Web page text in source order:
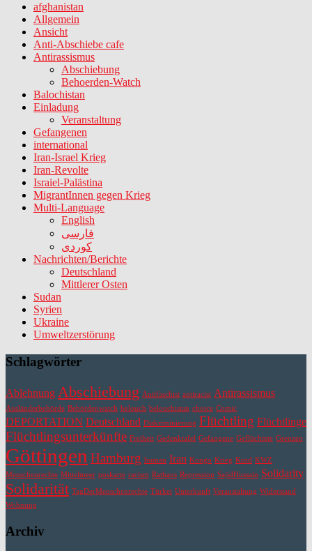
afghanistan
Allgemein
Ansicht
Anti-Abschiebe cafe
Antirassismus
Abschiebung
Behoerden-Watch
Balochistan
Einladung
Veranstaltung
Gefangenen
international
Iran-Israel Krieg
Iran-Revolte
Israiel-Palästina
MigrantInnen gegen Krieg
Multi-Language
English
فارسی
کوردی
Nachrichten/Berichte
Deutschland
Mittlerer Osten
Sudan
Syrien
Ukraine
Umweltzerstörung
Schlagwörter
Ablehnung Abschiebung Antifaschist antiracist Antirassismus
Ausländerbehörde Behördenwatch belouch belouchistan choice Comic
DEPORTATION Deutschland Diskriminierung Flüchtling Flüchtlinge
Flüchtlingsunterkünfte Freiheit Gedenktafel Gefangene Geflüchtete Grenzen
Göttingen Hamburg human Iran Kongo Krieg Kurd KWZ
Menschenrechte Mittelmeer poskarte racism Rathaus Repression SajidHussain Solidarity
Solidarität TagDerMenschenrechte Türkei Unterkunft Veranstaltung Widerstand
Wohnung
Archiv